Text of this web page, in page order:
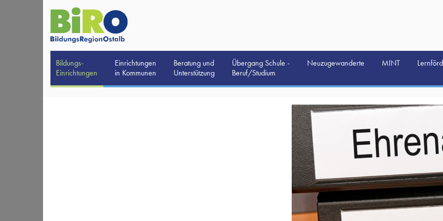
Bildungs-
Einrichtungen
Einrichtungen
in Kommunen
Beratung und
Unterstützung
Übergang Schule -
Beruf/Studium
Neuzugewanderte MINT